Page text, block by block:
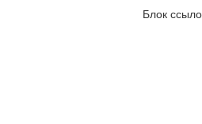
Блок